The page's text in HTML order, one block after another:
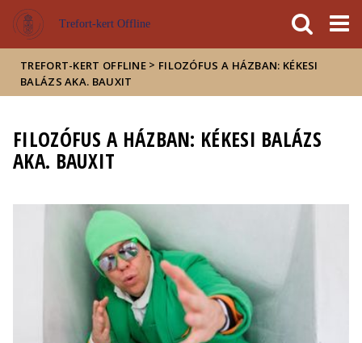
Események
ELTE a
sajtóban
Trefort-kert Offline
TREFORT-KERT OFFLINE > FILOZÓFUS A HÁZBAN: KÉKESI
BALÁZS AKA. BAUXIT
FILOZÓFUS A HÁZBAN: KÉKESI BALÁZS
AKA. BAUXIT